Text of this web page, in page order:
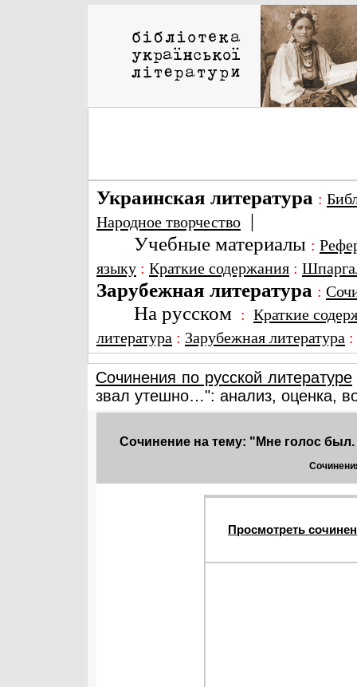
Украинская литература :
Народное творчество |
Учебные материалы :
языку : Краткие содержания :
Зарубежная литература :
На русском : Краткие
литература : Зарубежная литература
Сочинения по русской литературе
звал утешно…": анализ, оценка,
Сочинение на тему: "Мне голос
Просмотреть